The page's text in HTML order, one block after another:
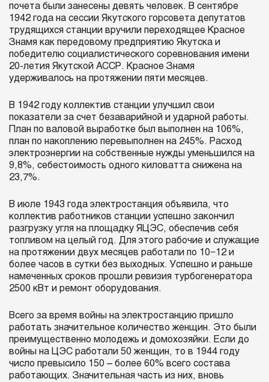
почета были занесены девять человек. В сентябре
1942 года на сессии Якутского горсовета депутатов
трудящихся станции вручили переходящее Красное
Знамя как передовому предприятию Якутска и
победителю социалистического соревнования имени
20-летия Якутской АССР. Красное Знамя
удерживалось на протяжении пяти месяцев.
В 1942 году коллектив станции улучшил свои
показатели за счет безаварийной и ударной работы.
План по валовой выработке был выполнен на 106%,
план по накоплению перевыполнен на 245%. Расход
электроэнергии на собственные нужды уменьшился на
9,8%, себестоимость одного киловатта снижена на
23,7%.
В июле 1943 года электростанция объявила, что
коллектив работников станции успешно закончил
разгрузку угля на площадку ЯЦЭС, обеспечив себя
топливом на целый год. Для этого рабочие и служащие
на протяжении двух месяцев работали по 10−12 и
более часов в сутки без выходных. Успешно и раньше
намеченных сроков прошли ревизия турбогенератора
2500 кВт и ремонт оборудования.
Всего за время войны на электростанцию пришло
работать значительное количество женщин. Это были
преимущественно молодежь и домохозяйки. Если до
войны на ЦЭС работали 50 женщин, то в 1944 году
число превысило 150 – более 60% всего состава
работающих. Значительная часть из них, вновь